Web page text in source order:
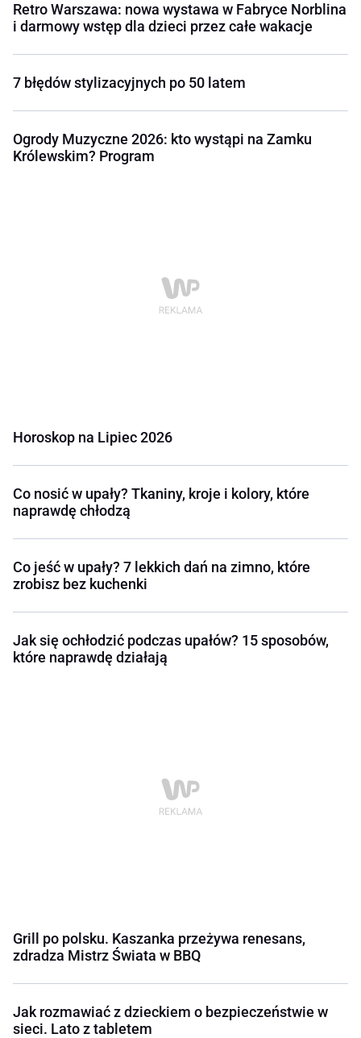
Retro Warszawa: nowa wystawa w Fabryce Norblina
i darmowy wstęp dla dzieci przez całe wakacje
7 błędów stylizacyjnych po 50 latem
Ogrody Muzyczne 2026: kto wystąpi na Zamku
Królewskim? Program
Horoskop na Lipiec 2026
Co nosić w upały? Tkaniny, kroje i kolory, które
naprawdę chłodzą
Co jeść w upały? 7 lekkich dań na zimno, które
zrobisz bez kuchenki
Jak się ochłodzić podczas upałów? 15 sposobów,
które naprawdę działają
Grill po polsku. Kaszanka przeżywa renesans,
zdradza Mistrz Świata w BBQ
Jak rozmawiać z dzieckiem o bezpieczeństwie w
sieci. Lato z tabletem